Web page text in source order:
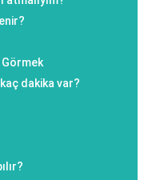
Görmek
dakika var?